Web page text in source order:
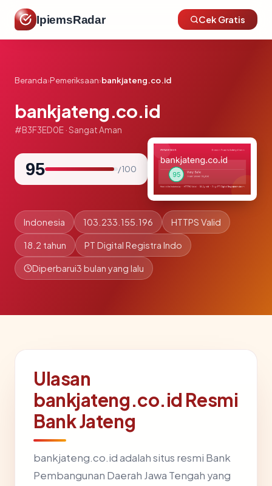
IpiemsRadar Cek Gratis
Beranda›Pemeriksaan›bankjateng.co.id
bankjateng.co.id
#B3F3ED0E · Sangat Aman
95 / 100
Indonesia 103.233.155.196 HTTPS Valid
18.2 tahun PT Digital Registra Indo
Diperbarui3 bulan yang lalu
Ulasan
bankjateng.co.id Resmi
Bank Jateng
bankjateng.co.id adalah situs resmi Bank
Pembangunan Daerah Jawa Tengah yang